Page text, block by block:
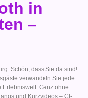
in
–
Schön, dass Sie da sind!
verwandeln Sie jede
Erlebniswelt. Ganz ohne
und Kurzvideos – CI-